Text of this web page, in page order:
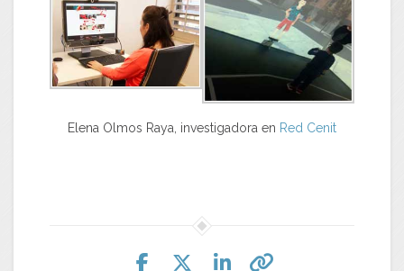
Elena Olmos Raya, investigadora en Red Cenit